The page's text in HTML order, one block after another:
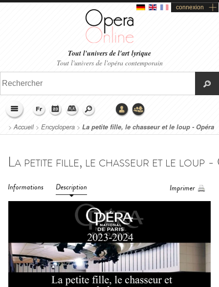
connexion
Tout l'univers de l'art lyrique
Tout l'univers de l'opéra contemporain
>Accueil> Encyclopera > La petite fille, le chasseur et le loup - Opéra
de Paris (2024)
Informations Description Imprimer